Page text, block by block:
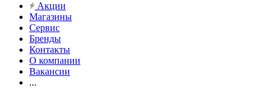
Акции
Магазины
Сервис
Бренды
Контакты
О компании
Вакансии
...